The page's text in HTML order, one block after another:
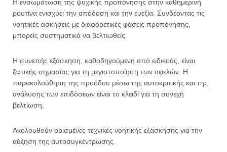
Η ενσωμάτωση της ψυχικής προπόνησης στην καθημερινή
ρουτίνα ενισχύει την απόδοση και την ευεξία. Συνδέοντας τις
νοητικές ασκήσεις με διαφορετικές φάσεις προπόνησης,
μπορείς συστηματικά να βελτιωθείς.
Η συνεπής εξάσκηση, καθοδηγούμενη από ειδικούς, είναι
ζωτικής σημασίας για τη μεγιστοποίηση των οφελών. Η
παρακολούθηση της προόδου μέσω της αυτοκριτικής και της
ανάλυσης των επιδόσεων είναι το κλειδί για τη συνεχή
βελτίωση.
Ακολουθούν ορισμένες τεχνικές νοητικής εξάσκησης για την
αύξηση της αυτοσυγκέντρωσης.